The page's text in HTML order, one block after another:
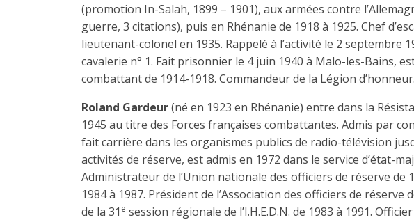
(promotion In-Salah, 1899 – 1901), aux armées contre
guerre, 3 citations), puis en Rhénanie de 1918 à 1925. Chef
lieutenant-colonel en 1935. Rappelé à l’activité le 2 septembre
cavalerie n° 1. Fait prisonnier le 4 juin 1940 à Malo-les-Bains,
combattant de 1914-1918. Commandeur de la Légion
Roland Gardeur(né en 1923 en Rhénanie) entre dans la
1945 au titre des Forces françaises combattantes. Admis par
fait carrière dans les organismes publics de radio-télévision
activités de réserve, est admis en 1972 dans le service d’état-
Administrateur de l’Union nationale des officiers de réserve de
1984 à 1987. Président de l’Association des officiers de
de la 31 e session régionale de l’I.H.E.D.N. de 1983 à 1991.